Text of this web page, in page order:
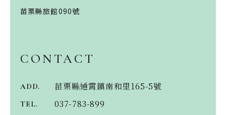
苗栗縣旅館090號
CONTACT
ADD. 苗栗縣通霄鎮南和里165-5號
TEL. 037-783-899